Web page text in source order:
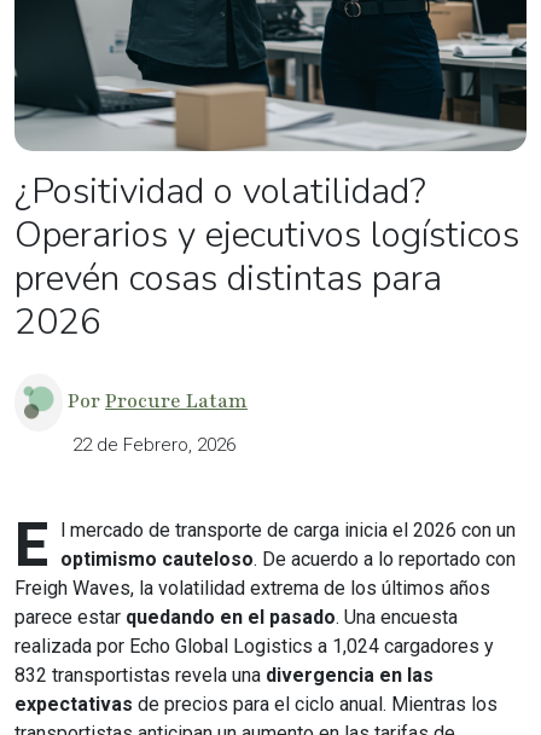
¿Positividad o volatilidad?
Operarios y ejecutivos logísticos
prevén cosas distintas para
2026
PorProcure Latam
22 de Febrero, 2026
E
l mercado de transporte de carga inicia el 2026 con un
optimismo cauteloso. De acuerdo a lo reportado con
Freigh Waves, la volatilidad extrema de los últimos años
parece estar quedando en el pasado. Una encuesta
realizada por Echo Global Logistics a 1,024 cargadores y
832 transportistas revela una divergencia en las
expectativas de precios para el ciclo anual. Mientras los